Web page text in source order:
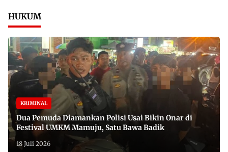
HUKUM
KRIMINAL
Dua Pemuda Diamankan Polisi Usai Bikin Onar di
Festival UMKM Mamuju, Satu Bawa Badik
18 Juli 2026